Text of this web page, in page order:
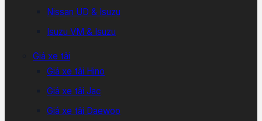
Nissan UD & Isuzu
Isuzu VM & Isuzu
Giá xe tải
Giá xe tải Hino
Giá xe tải Jac
Giá xe tải Daewoo